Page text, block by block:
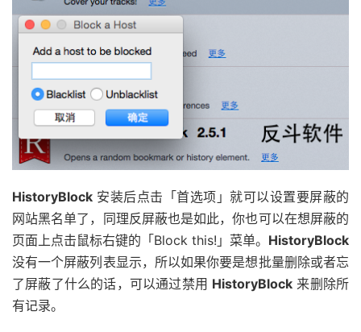
HistoryBlock 安装后点击「首选项」就可以设置要屏蔽的
网站黑名单了，同理反屏蔽也是如此，你也可以在想屏蔽的
页面上点击鼠标右键的「Block this!」菜单。 HistoryBlock
没有一个屏蔽列表显示，所以如果你要是想批量删除或者忘
了屏蔽了什么的话，可以通过禁用 HistoryBlock 来删除所
有记录。